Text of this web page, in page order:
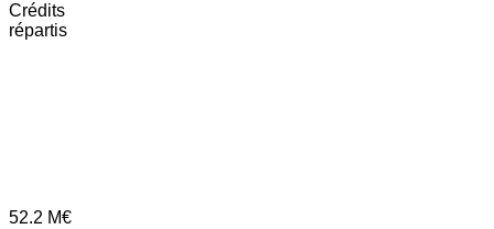
Crédits
répartis
52.2 M€